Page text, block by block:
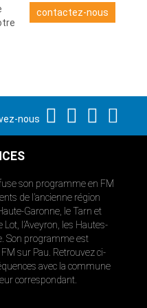
contactez-nous
nous
son programme en FM
de l’ancienne région
Garonne, le Tarn et
Lot, l’Aveyron, les Hautes-
Son programme est
sur Pau. Retrouvez ci-
avec la commune
correspondant.